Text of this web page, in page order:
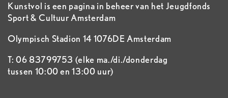
Kunstvol is een pagina in beheer van het Jeugdfonds
Sport & Cultuur Amsterdam
Olympisch Stadion 14 1076DE Amsterdam
T: 06 83799753 (elke ma./di./donderdag
tussen 10:00 en 13:00 uur)